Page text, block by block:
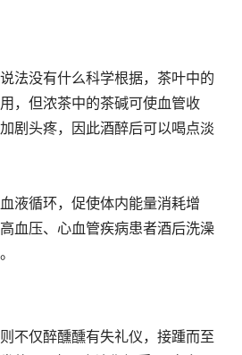
法没有什么科学根据，茶叶中的
，但浓茶中的茶碱可使血管收
剧头疼，因此酒醉后可以喝点淡
液循环，促使体内能量消耗增
血压、心血管疾病患者酒后洗澡
不仅醉醺醺有失礼仪，接踵而至